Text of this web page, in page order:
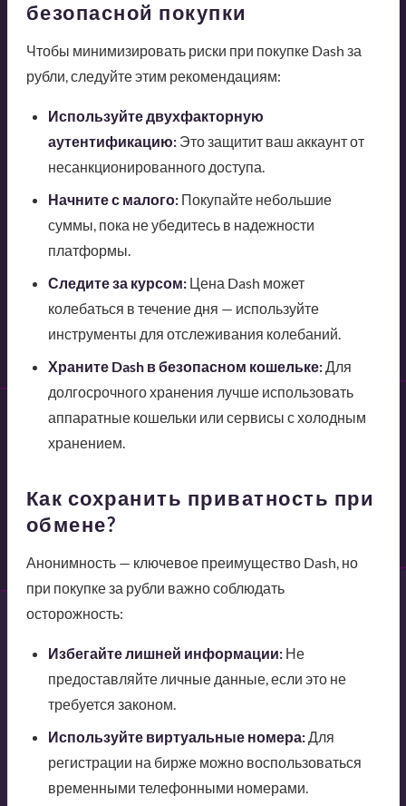
безопасной покупки
Чтобы минимизировать риски при покупке Dash за
рубли, следуйте этим рекомендациям:
Используйте двухфакторную
аутентификацию:Это защитит ваш аккаунт от
несанкционированного доступа.
Начните с малого:Покупайте небольшие
суммы, пока не убедитесь в надежности
платформы.
Следите за курсом:Цена Dash может
колебаться в течение дня — используйте
инструменты для отслеживания колебаний.
Храните Dash в безопасном кошельке:Для
долгосрочного хранения лучше использовать
аппаратные кошельки или сервисы с холодным
хранением.
Как сохранить приватность при
обмене?
Анонимность — ключевое преимущество Dash, но
при покупке за рубли важно соблюдать
осторожность:
Избегайте лишней информации:Не
предоставляйте личные данные, если это не
требуется законом.
Используйте виртуальные номера:Для
регистрации на бирже можно воспользоваться
временными телефонными номерами.